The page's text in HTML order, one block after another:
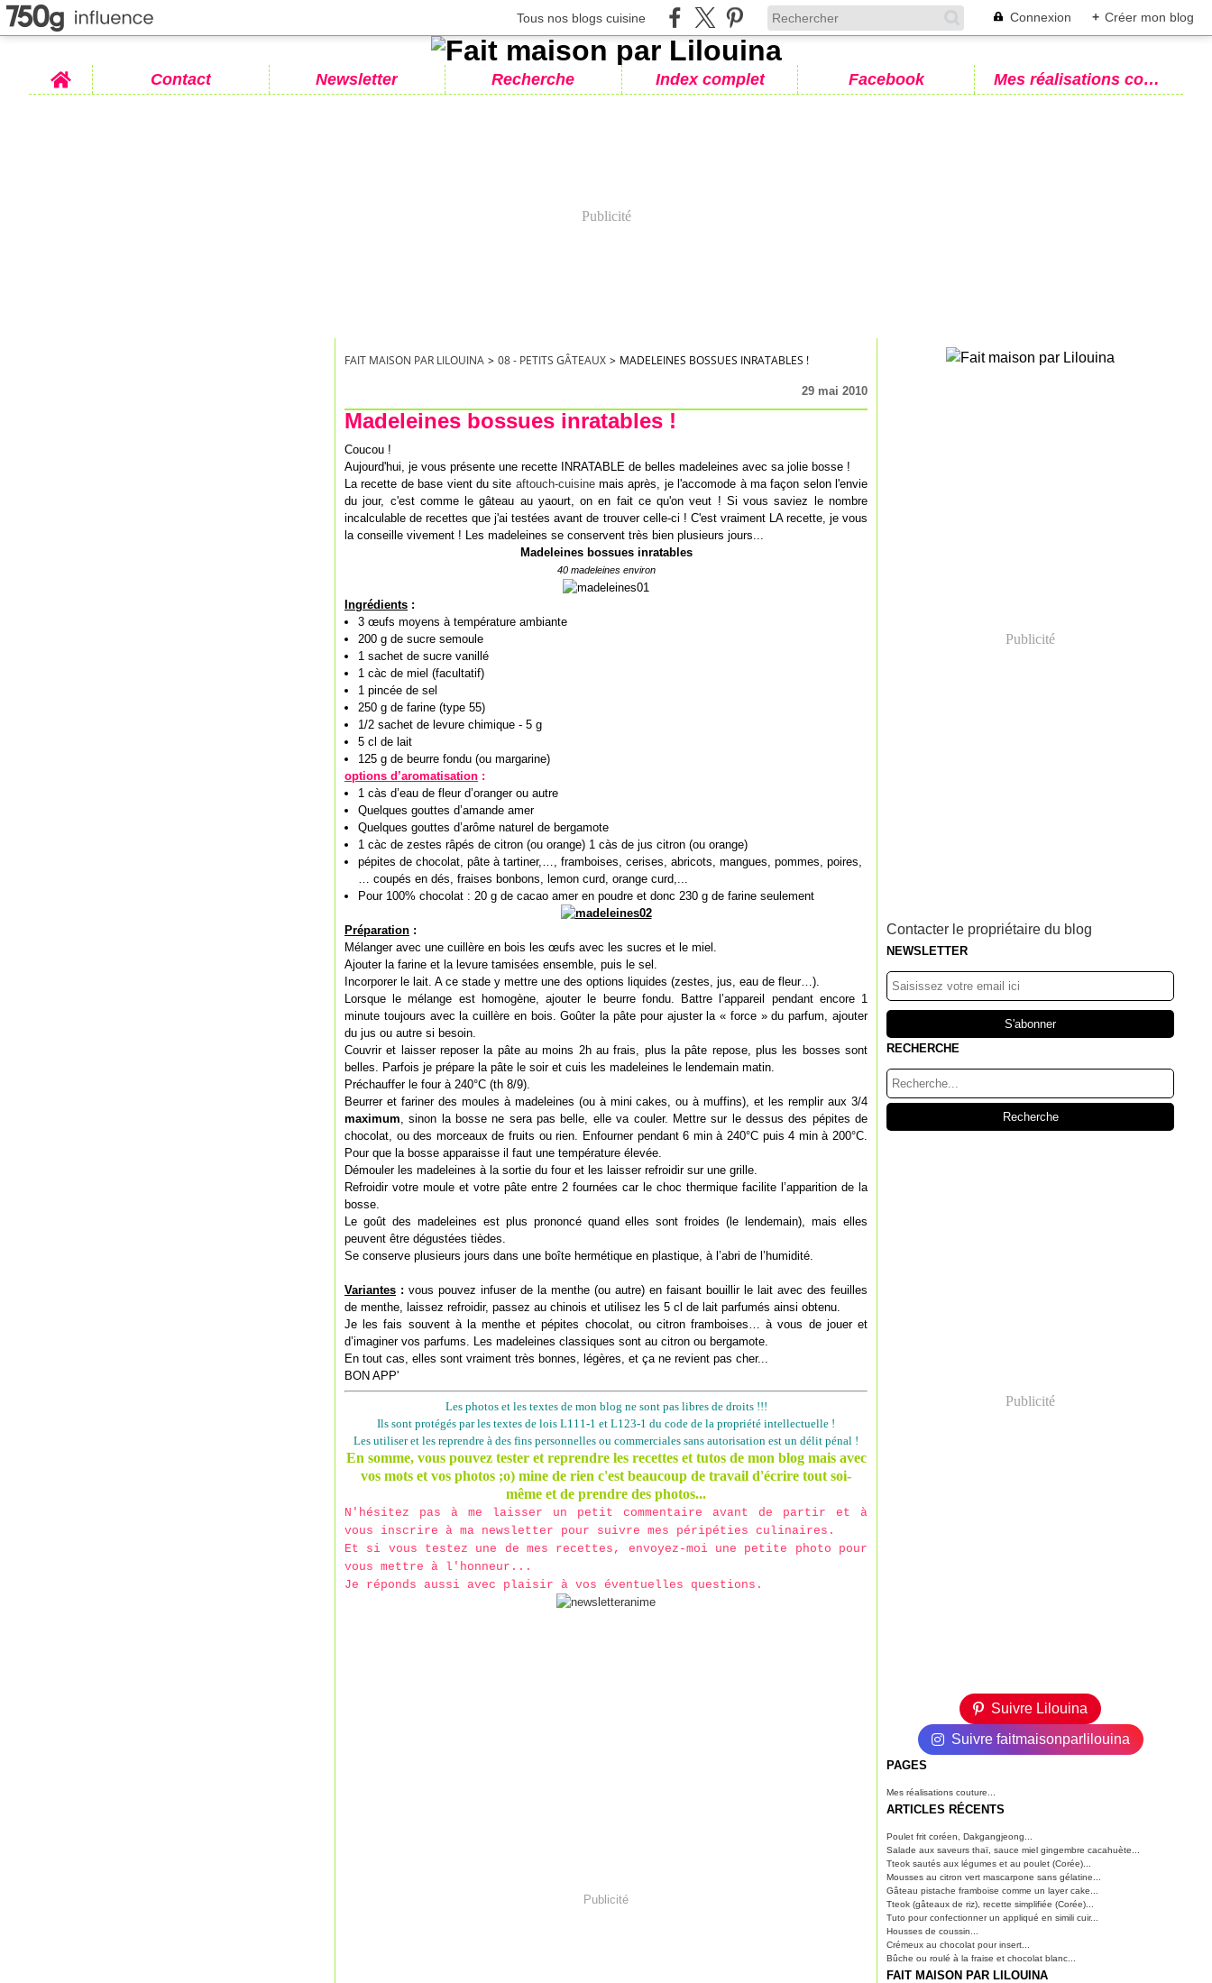
Tous nos blogs cuisine Connexion + Créer mon blog
Home Contact Newsletter Recherche Index complet Facebook Mes réalisations couture
Publicité
FAIT MAISON PAR LILOUINA > 08 - PETITS GÂTEAUX > MADELEINES BOSSUES INRATABLES !
29 mai 2010
Madeleines bossues inratables !
Coucou !
Aujourd'hui, je vous présente une recette INRATABLE de belles madeleines avec sa jolie bosse !
La recette de base vient du site aftouch-cuisinemais après, je l'accomode à ma façon selon l'envie
du jour, c'est comme le gâteau au yaourt, on en fait ce qu'on veut ! Si vous saviez le nombre
incalculable de recettes que j'ai testées avant de trouver celle-ci ! C'est vraiment LA recette, je vous
la conseille vivement ! Les madeleines se conservent très bien plusieurs jours...
Madeleines bossues inratables
40 madeleines environ
Ingrédients :
3 œufs moyens à température ambiante
200 g de sucre semoule
1 sachet de sucre vanillé
1 càc de miel (facultatif)
1 pincée de sel
250 g de farine (type 55)
1/2 sachet de levure chimique - 5 g
5 cl de lait
125 g de beurre fondu (ou margarine)
options d’aromatisation :
1 càs d’eau de fleur d’oranger ou autre
Quelques gouttes d’amande amer
Quelques gouttes d’arôme naturel de bergamote
1 càc de zestes râpés de citron (ou orange) 1 càs de jus citron (ou orange)
pépites de chocolat, pâte à tartiner,…, framboises, cerises, abricots, mangues, pommes, poires,
… coupés en dés, fraises bonbons, lemon curd, orange curd,...
Pour 100% chocolat : 20 g de cacao amer en poudre et donc 230 g de farine seulement
Préparation :
Mélanger avec une cuillère en bois les œufs avec les sucres et le miel.
Ajouter la farine et la levure tamisées ensemble, puis le sel.
Incorporer le lait. A ce stade y mettre une des options liquides (zestes, jus, eau de fleur…).
Lorsque le mélange est homogène, ajouter le beurre fondu. Battre l’appareil pendant encore 1
minute toujours avec la cuillère en bois. Goûter la pâte pour ajuster la « force » du parfum, ajouter
du jus ou autre si besoin.
Couvrir et laisser reposer la pâte au moins 2h au frais, plus la pâte repose, plus les bosses sont
belles. Parfois je prépare la pâte le soir et cuis les madeleines le lendemain matin.
Préchauffer le four à 240°C (th 8/9).
Beurrer et fariner des moules à madeleines (ou à mini cakes, ou à muffins), et les remplir aux 3/4
maximum, sinon la bosse ne sera pas belle, elle va couler. Mettre sur le dessus des pépites de
chocolat, ou des morceaux de fruits ou rien. Enfourner pendant 6 min à 240°C puis 4 min à 200°C.
Pour que la bosse apparaisse il faut une température élevée.
Démouler les madeleines à la sortie du four et les laisser refroidir sur une grille.
Refroidir votre moule et votre pâte entre 2 fournées car le choc thermique facilite l’apparition de la
bosse.
Le goût des madeleines est plus prononcé quand elles sont froides (le lendemain), mais elles
peuvent être dégustées tièdes.
Se conserve plusieurs jours dans une boîte hermétique en plastique, à l’abri de l’humidité.
Variantes : vous pouvez infuser de la menthe (ou autre) en faisant bouillir le lait avec des feuilles
de menthe, laissez refroidir, passez au chinois et utilisez les 5 cl de lait parfumés ainsi obtenu.
Je les fais souvent à la menthe et pépites chocolat, ou citron framboises… à vous de jouer et
d’imaginer vos parfums. Les madeleines classiques sont au citron ou bergamote.
En tout cas, elles sont vraiment très bonnes, légères, et ça ne revient pas cher...
BON APP'
Les photos et les textes de mon blog ne sont pas libres de droits !!!
Ils sont protégés par les textes de lois L111-1 et L123-1 du code de la propriété intellectuelle !
Les utiliser et les reprendre à des fins personnelles ou commerciales sans autorisation est un délit pénal !
En somme, vous pouvez tester et reprendre les recettes et tutos de mon blog mais avec
vos mots et vos photos ;o) mine de rien c'est beaucoup de travail d'écrire tout soi-
même et de prendre des photos...
N'hésitez pas à me laisser un petit commentaire avant de partir et à
vous inscrire à ma newsletter pour suivre mes péripéties culinaires.
Et si vous testez une de mes recettes, envoyez-moi une petite photo pour
vous mettre à l'honneur...
Je réponds aussi avec plaisir à vos éventuelles questions.
Publicité
Publicité
Contacter le propriétaire du blog
NEWSLETTER
RECHERCHE
Publicité
Suivre Lilouina
Suivre faitmaisonparlilouina
PAGES
Mes réalisations couture...
ARTICLES RÉCENTS
Poulet frit coréen, Dakgangjeong...
Salade aux saveurs thaï, sauce miel gingembre cacahuète...
Tteok sautés aux légumes et au poulet (Corée)...
Mousses au citron vert mascarpone sans gélatine...
Gâteau pistache framboise comme un layer cake...
Tteok (gâteaux de riz), recette simplifiée (Corée)...
Tuto pour confectionner un appliqué en simili cuir...
Housses de coussin...
Crémeux au chocolat pour insert...
Bûche ou roulé à la fraise et chocolat blanc...
FAIT MAISON PAR LILOUINA